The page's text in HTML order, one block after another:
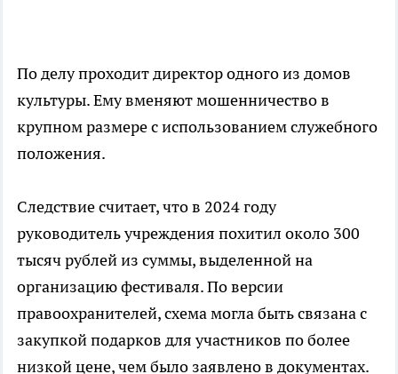
По делу проходит директор одного из домов
культуры. Ему вменяют мошенничество в
крупном размере с использованием служебного
положения.
Следствие считает, что в 2024 году
руководитель учреждения похитил около 300
тысяч рублей из суммы, выделенной на
организацию фестиваля. По версии
правоохранителей, схема могла быть связана с
закупкой подарков для участников по более
низкой цене, чем было заявлено в документах.